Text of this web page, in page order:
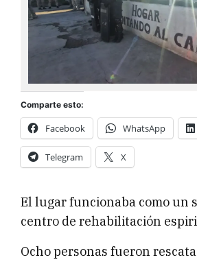
Comparte esto:
Facebook WhatsApp
Telegram X
El lugar funcionaba como un
centro de rehabilitación
Ocho personas fueron